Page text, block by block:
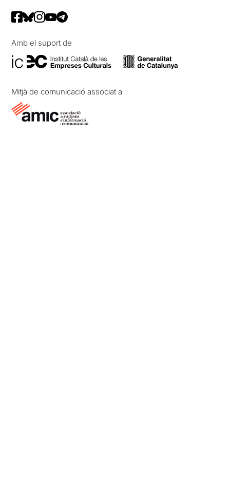
Amb el suport de
Mitjà de comunicació associat a